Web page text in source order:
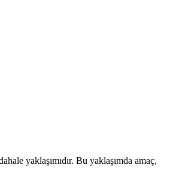
yaklaşımıdır. Bu yaklaşımda amaç,